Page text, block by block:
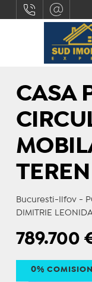
CASA
Bucuresti-Ilfov -
DIMITRIE LEONIDA
789.700
0% COMISION